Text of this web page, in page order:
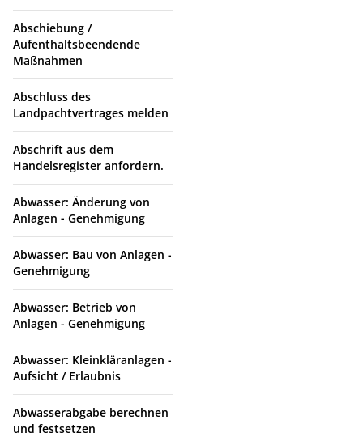
Abschiebung /
Aufenthaltsbeendende
Maßnahmen
Abschluss des
Landpachtvertrages melden
Abschrift aus dem
Handelsregister anfordern.
Abwasser: Änderung von
Anlagen - Genehmigung
Abwasser: Bau von Anlagen -
Genehmigung
Abwasser: Betrieb von
Anlagen - Genehmigung
Abwasser: Kleinkläranlagen -
Aufsicht / Erlaubnis
Abwasserabgabe berechnen
und festsetzen